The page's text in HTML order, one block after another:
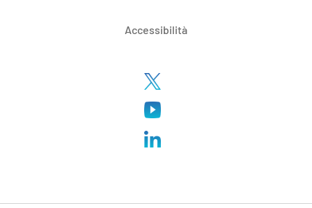
Accessibilità